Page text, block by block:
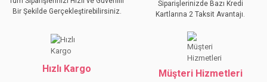
Bir Şekilde Gerçekleştirebilirsiniz.
Siparişlerinizde Bazı Kredi
Kartlarına 2 Taksit Avantajı.
Hızlı Kargo Müşteri Hizmetleri